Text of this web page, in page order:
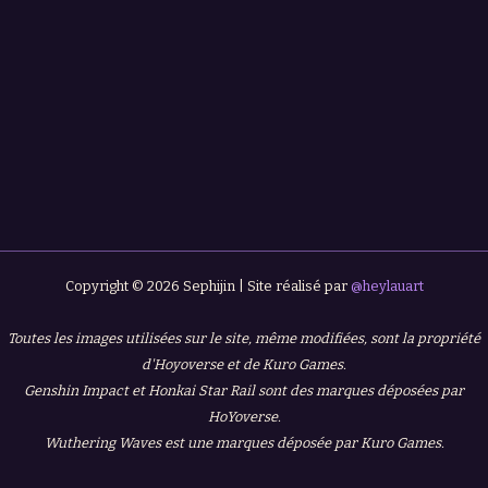
Copyright © 2026 Sephijin | Site réalisé par @heylauart
Toutes les images utilisées sur le site, même modifiées, sont la propriété
d'Hoyoverse et de Kuro Games.
Genshin Impact et Honkai Star Rail sont des marques déposées par
HoYoverse.
Wuthering Waves est une marques déposée par Kuro Games.